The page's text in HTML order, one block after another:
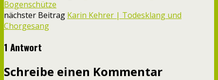
Bogenschütze
nächster Beitrag Karin Kehrer | Todesklang und
Chorgesang
1 Antwort
Schreibe einen Kommentar